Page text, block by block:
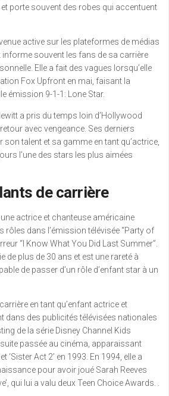
porte souvent des robes qui accentuent
active sur les plateformes de médias
informe souvent les fans de sa carrière
Elle a fait des vagues lorsqu’elle
Fox Upfront en mai, faisant la
émission 9-1-1: Lone Star.
a pris du temps loin d’Hollywood
avec vengeance. Ses derniers
talent et sa gamme en tant qu’actrice,
l’une des stars les plus aimées
de carrière
actrice et chanteuse américaine
dans l’émission télévisée “Party of
“I Know What You Did Last Summer”.
de plus de 30 ans et est une rareté à
de passer d’un rôle d’enfant star à un
en tant qu’enfant actrice et
dans des publicités télévisées nationales
de la série Disney Channel Kids
passée au cinéma, apparaissant
‘Sister Act 2’ en 1993. En 1994, elle a
pour avoir joué Sarah Reeves
qui lui a valu deux Teen Choice Awards. .